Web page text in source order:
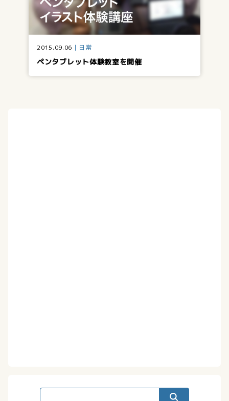
2015.09.06 日常
ペンタブレット体験教室を開催